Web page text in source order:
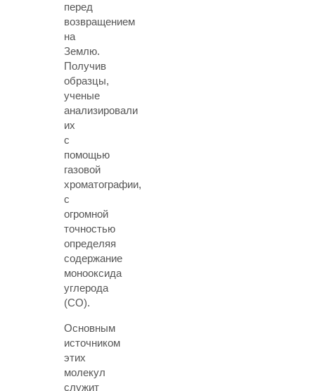
перед
возвращением
на
Землю.
Получив
образцы,
ученые
анализировали
их
с
помощью
газовой
хроматографии,
с
огромной
точностью
определяя
содержание
монооксида
углерода
(СО).
Основным
источником
этих
молекул
служит